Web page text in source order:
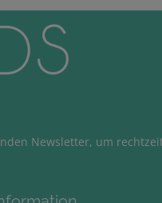
Newsletter, um